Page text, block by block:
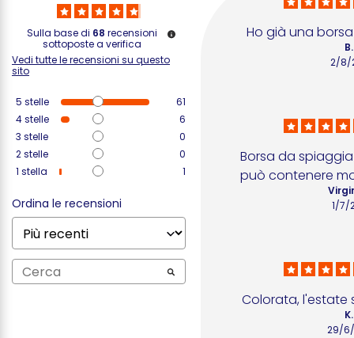
Sulla base di 68 recensioni
sottoposte a verifica
Vedi tutte le recensioni su questo
sito
5 stelle
61
4stelle
6
3 stelle
0
2stelle
0
1 stella 1
Ordina le recensioni
Ho già una
2/8/
Borsa da
può contenere
1/7/
Colorata, l'estate
29/